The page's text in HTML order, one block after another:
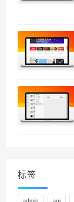
标签
admin api